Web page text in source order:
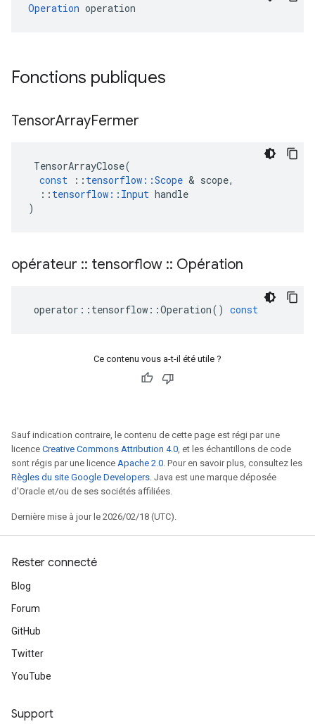
Operation operation
Fonctions publiques
TensorArrayFermer
TensorArrayClose(
const
:: tensorflow ::Scope & scope,
:: tensorflow :: Input handle
)
opérateur :: tensorflow :: Opération
operator :: tensorflow ::Operation() const
Ce contenu vous a-t-il été utile ?
Sauf indication contraire, le contenu de cette page est régi par une
licence Creative Commons Attribution 4.0, et les échantillons de code
sont régis par une licence Apache 2.0. Pour en savoir plus, consultez les
Règles du site Google Developers. Java est une marque déposée
d'Oracle et/ou de ses sociétés affiliées.
Dernière mise à jour le 2026/02/18 (UTC).
Rester connecté
Blog
Forum
GitHub
Twitter
YouTube
Support